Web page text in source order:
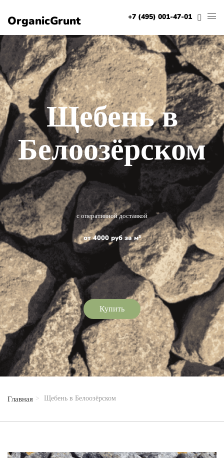
OrganicGrunt +7 (495) 001-47-01
Щебень в
Белоозёрском
с оперативной доставкой
от 4000 руб за м³
Купить
Главная Щебень в Белоозёрском